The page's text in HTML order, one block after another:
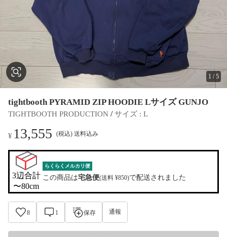
1 /5
tightbooth PYRAMID ZIP HOODIE Lサイズ GUNJO
TIGHTBOOTH PRODUCTION / サイズ : L
¥ 13,555 (税込) 送料込み
3辺合計
〜80cm
らくらくメルカリ便
この商品は宅急便(送料 ¥850)で配送されました
8 1 保存 通報